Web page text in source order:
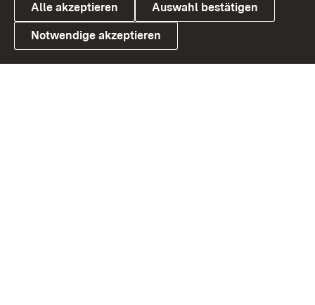
Link zum Landesportal
Alle akzeptieren Auswahl bestätigen
Notwendige akzeptieren